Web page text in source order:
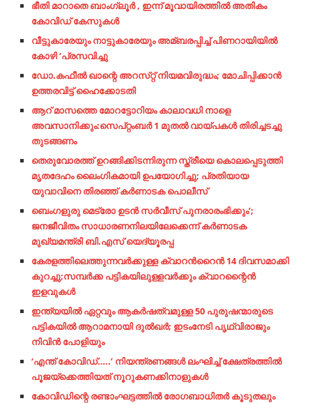
ഭീതി മാറാതെ ബാംഗ്ലൂർ , ഇന്ന് മൂവായിരത്തിൽ അതികം
കോവിഡ് കേസുകൾ
വീട്ടുകാരേയും നാട്ടുകാരേയും അമ്ബരപ്പിച്ച്‌ പിണറായിയില്‍
കോഴി ‘പ്രസവിച്ചു
ഡോ.കഫീല്‍ ഖാന്റെ അറസ്‌റ്റ് നിയമവിരുദ്ധം; മോചിപ്പിക്കാന്‍
ഉത്തരവിട്ട് ഹൈക്കോടതി
ആറ് മാസത്തെ മോറട്ടോറിയം കാലാവധി നാളെ
അവസാനിക്കും:സെപ്റ്റംബര്‍ 1 മുതല്‍ വായ്പകള്‍ തിരിച്ചടച്ചു
തുടങ്ങണം
തെരുവോരത്ത് ഉറങ്ങിക്കിടന്നിരുന്ന സ്ത്രീയെ കൊലപ്പെടുത്തി
മൃതദേഹം ലൈംഗികമായി ഉപയോഗിച്ചു; പ്രതിയായ
യുവാവിനെ തിരഞ്ഞ് കര്‍ണാടക പൊലീസ്
ബെംഗളുരു മെട്രോ ഉടന്‍ സര്‍വീസ് പുനരാരംഭിക്കും’;
ജനജീവിതം സാധാരണനിലയിലേക്കെന്ന് കര്‍ണാടക
മുഖ്യമന്ത്രി ബി.എസ് യെദ്യൂരപ്പ
കേരളത്തിലെത്തുന്നവർക്കുള്ള ക്വാറന്‍റൈന്‍ 14 ദിവസമാക്കി
കുറച്ചു;സമ്പര്‍ക്ക പട്ടികയിലുള്ളവർക്കും ക്വാറന്റൈൻ
ഇളവുകൾ
ഇന്ത്യയില്‍ ഏറ്റവും ആകര്‍ഷത്വമുള്ള 50 പുരുഷന്മാരുടെ
പട്ടികയില്‍ ആറാമനായി ദുല്‍ഖര്‍; ഇടംനേടി പൃഥ്വിരാജും
നിവിന്‍ പോളിയും
‘എന്ത് കോവിഡ്…..’ നിയന്ത്രണങ്ങള്‍ ലംഘിച്ച് ക്ഷേത്രത്തില്‍
പൂജയ്‌ക്കെത്തിയത് നൂറുകണക്കിനാളുകള്‍
കോവിഡിന്റെ രണ്ടാംഘട്ടത്തില്‍ രോഗബാധിതര്‍ കൂടുതലും